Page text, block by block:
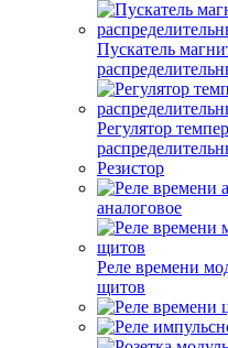
Пускатель
Регулятор
Резистор
аналоговое
Реле времени
щитов